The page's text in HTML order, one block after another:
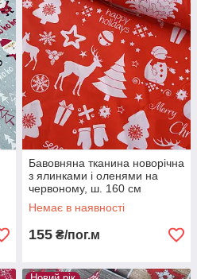
Бавовняна тканина новорічна
з ялинками і оленями на
червоному, ш. 160 см
Немає в наявності
155 ₴/пог.м